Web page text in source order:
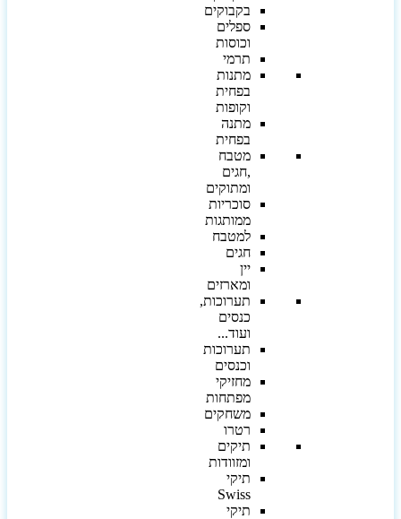
בקבוקים
ספלים
וכוסות
תרמי
מתנות
בפחית
וקופות
מתנה
בפחית
מטבח
,חגים
ומתוקים
סוכריות
ממותגות
למטבח
חגים
יין
ומארזים
תערוכות,
כנסים
ועוד...
תערוכות
וכנסים
מחזיקי
מפתחות
משחקים
רטרו
תיקים
ומזוודות
תיקי
Swiss
תיקי